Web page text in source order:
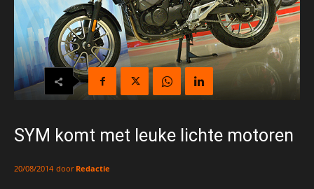
SYM komt met leuke lichte motoren
20/08/2014 door Redactie